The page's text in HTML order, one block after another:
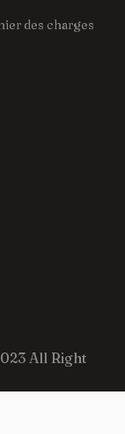
des charges
All Right